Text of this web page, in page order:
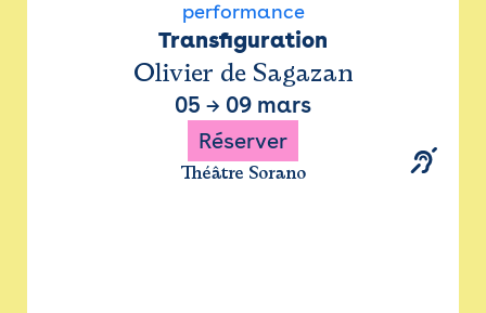
performance
Transfiguration
Olivier de Sagazan
05 → 09 mars
Réserver
Théâtre Sorano